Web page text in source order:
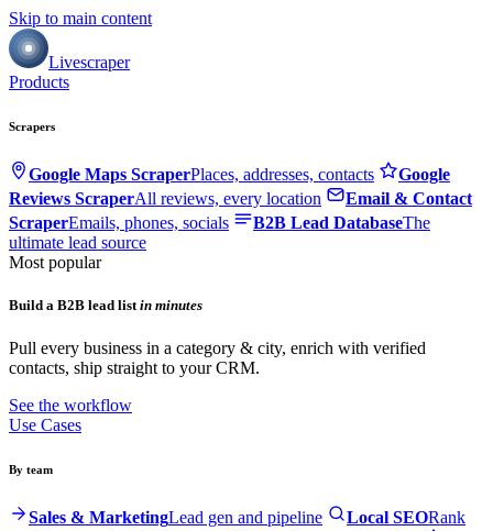
Skip to main content
Livescraper
Products
Scrapers
Google Maps ScraperPlaces, addresses, contacts
Google
Reviews ScraperAll reviews, every location
Email & Contact
ScraperEmails, phones, socials B2B Lead DatabaseThe
ultimate lead source
Most popular
Build a B2B lead listin minutes
Pull every business in a category & city, enrich with verified
contacts, ship straight to your CRM.
See the workflow
Use Cases
By team
Sales & MarketingLead gen and pipeline Local SEORank